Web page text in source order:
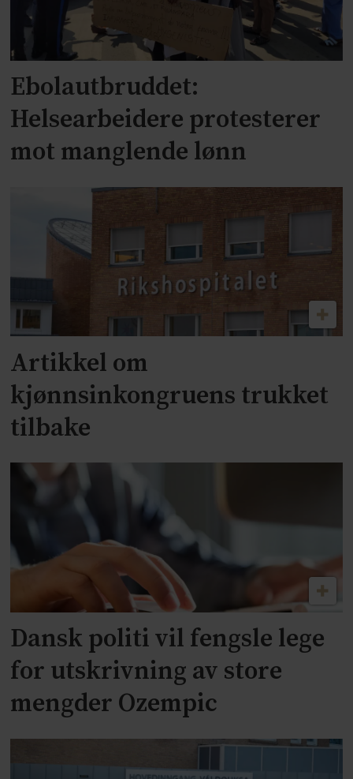
Ebolautbruddet:
Helsearbeidere protesterer
mot manglende lønn
Artikkel om
kjønnsinkongruens trukket
tilbake
Dansk politi vil fengsle lege
for utskrivning av store
mengder Ozempic